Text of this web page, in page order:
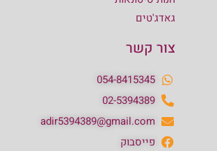
גאדג'טים
צור קשר
054-8415345
02-5394389
adir5394389@gmail.com
פייסבוק